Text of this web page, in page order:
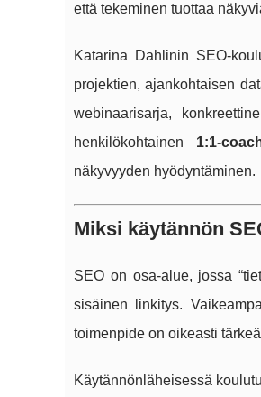
että tekeminen tuottaa
Katarina Dahlinin SEO-
projektien, ajankohtaisen
webinaarisarja,
henkilökohtainen 1:1-
näkyvyyden hyödyntäminen.
Miksi käytännön
SEO on osa-alue, jossa
sisäinen linkitys.
toimenpide on oikeasti
Käytännönläheisessä